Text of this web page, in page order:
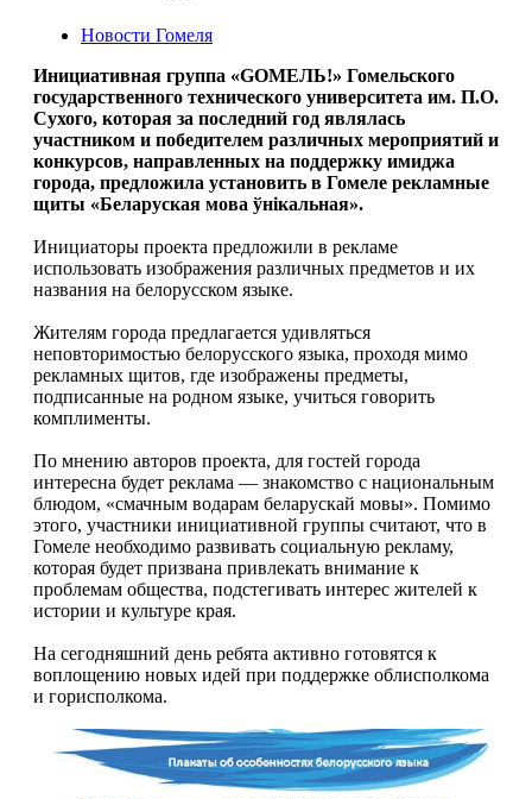
Новости Гомеля
Инициативная группа «GOМЕЛЬ!» Гомельского
государственного технического университета им. П.О.
Сухого, которая за последний год являлась
участником и победителем различных мероприятий и
конкурсов, направленных на поддержку имиджа
города, предложила установить в Гомеле рекламные
щиты «Беларуская мова ўнікальная».
Инициаторы проекта предложили в рекламе
использовать изображения различных предметов и их
названия на белорусском языке.
Жителям города предлагается удивляться
неповторимостью белорусского языка, проходя мимо
рекламных щитов, где изображены предметы,
подписанные на родном языке, учиться говорить
комплименты.
По мнению авторов проекта, для гостей города
интересна будет реклама — знакомство с национальным
блюдом, «смачным водарам беларускай мовы». Помимо
этого, участники инициативной группы считают, что в
Гомеле необходимо развивать социальную рекламу,
которая будет призвана привлекать внимание к
проблемам общества, подстегивать интерес жителей к
истории и культуре края.
На сегодняшний день ребята активно готовятся к
воплощению новых идей при поддержке облисполкома
и горисполкома.